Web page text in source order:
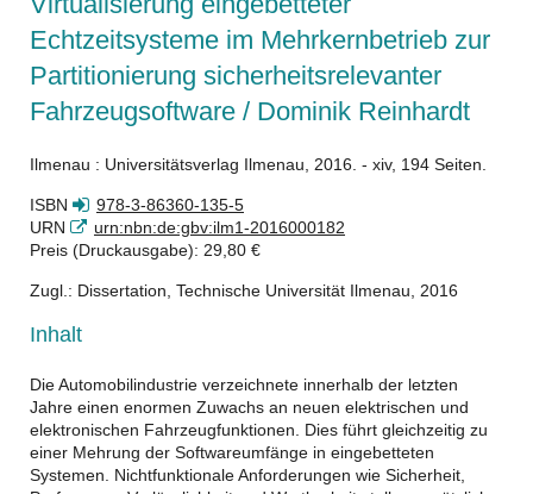
Echtzeitsysteme im Mehrkernbetrieb zur
Partitionierung sicherheitsrelevanter
Fahrzeugsoftware / Dominik Reinhardt
Ilmenau : Universitätsverlag Ilmenau, 2016. - xiv, 194 Seiten.
ISBN
978-3-86360-135-5
URN
urn:nbn:de:gbv:ilm1-2016000182
Preis (Druckausgabe): 29,80 €
Zugl.: Dissertation, Technische Universität Ilmenau, 2016
Inhalt
Die Automobilindustrie verzeichnete innerhalb der letzten
Jahre einen enormen Zuwachs an neuen elektrischen und
elektronischen Fahrzeugfunktionen. Dies führt gleichzeitig zu
einer Mehrung der Softwareumfänge in eingebetteten
Systemen. Nichtfunktionale Anforderungen wie Sicherheit,